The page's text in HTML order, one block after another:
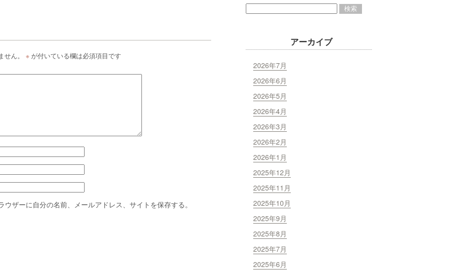
ん。 ※ が付いている欄は必須項目です
ザーに自分の名前、メールアドレス、サイトを保存する。
アーカイブ
2026年7月
2026年6月
2026年5月
2026年4月
2026年3月
2026年2月
2026年1月
2025年12月
2025年11月
2025年10月
2025年9月
2025年8月
2025年7月
2025年6月